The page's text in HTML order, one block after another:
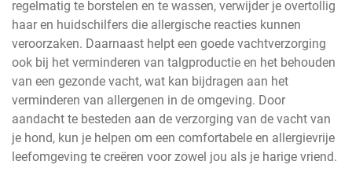
regelmatig te borstelen en te wassen, verwijder je overtollig
haar en huidschilfers die allergische reacties kunnen
veroorzaken. Daarnaast helpt een goede vachtverzorging
ook bij het verminderen van talgproductie en het behouden
van een gezonde vacht, wat kan bijdragen aan het
verminderen van allergenen in de omgeving. Door
aandacht te besteden aan de verzorging van de vacht van
je hond, kun je helpen om een comfortabele en allergievrije
leefomgeving te creëren voor zowel jou als je harige vriend.